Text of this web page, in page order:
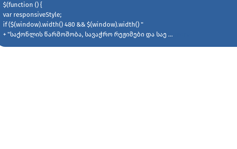
$(function () {
var responsiveStyle;
if ($(window).width() 480 && $(window).width() "
+ "საქონლის წარმოშობა, სავაჭრო რეჟიმები და საე …